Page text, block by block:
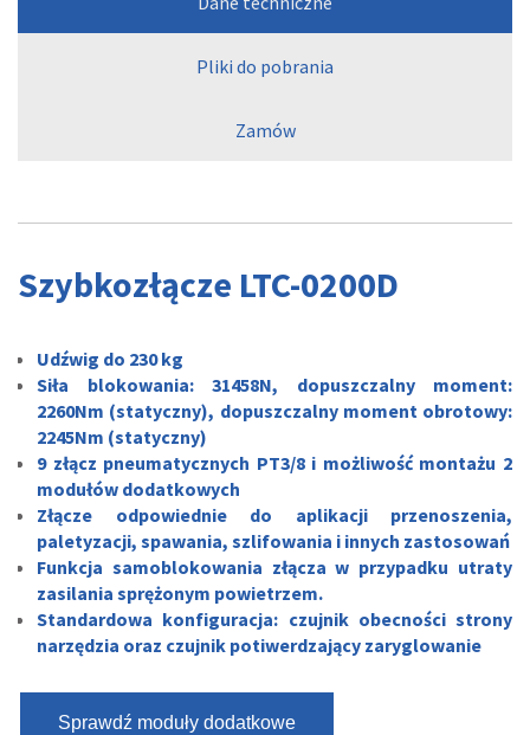
Pliki do pobrania
Zamów
Szybkozłącze LTC-0200D
Udźwig do 230 kg
Siła blokowania: 31458N, dopuszczalny moment:
2260Nm (statyczny), dopuszczalny moment obrotowy:
2245Nm (statyczny)
9 złącz pneumatycznych PT3/8 i możliwość montażu 2
modułów dodatkowych
Złącze odpowiednie do aplikacji przenoszenia,
paletyzacji, spawania, szlifowania i innych zastosowań
Funkcja samoblokowania złącza w przypadku utraty
zasilania sprężonym powietrzem.
Standardowa konfiguracja: czujnik obecności strony
narzędzia oraz czujnik potiwerdzający zaryglowanie
Sprawdź moduły dodatkowe